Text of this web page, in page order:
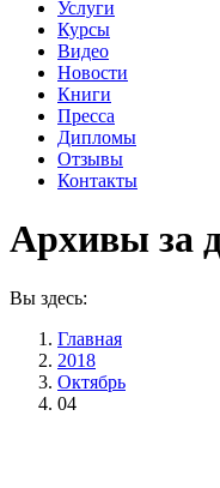
Услуги
Курсы
Видео
Новости
Книги
Пресса
Дипломы
Отзывы
Контакты
Архивы за
Вы здесь:
Главная
2018
Октябрь
04